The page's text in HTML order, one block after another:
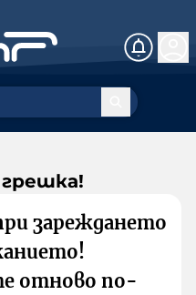
зареждането
отново по-